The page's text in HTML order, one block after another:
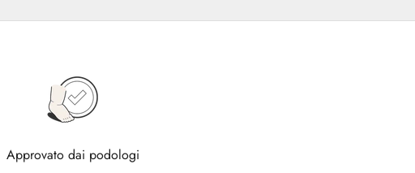
Approvato dai podologi